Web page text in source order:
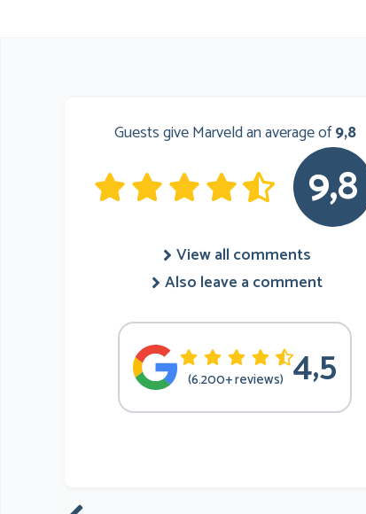
Guests give Marveld an average of9,8
9,8
View all comments
Also leave a comment
(6.200+ reviews) 4,5